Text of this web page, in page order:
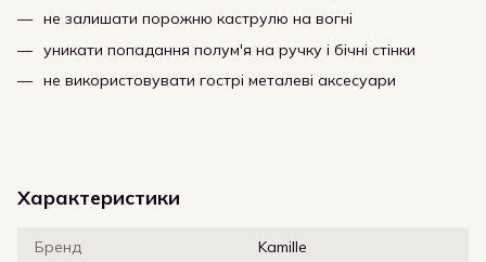
не залишати порожню каструлю на вогні
уникати попадання полум'я на ручку і бічні стінки
не використовувати гострі металеві аксесуари
Характеристики
Бренд Kamille